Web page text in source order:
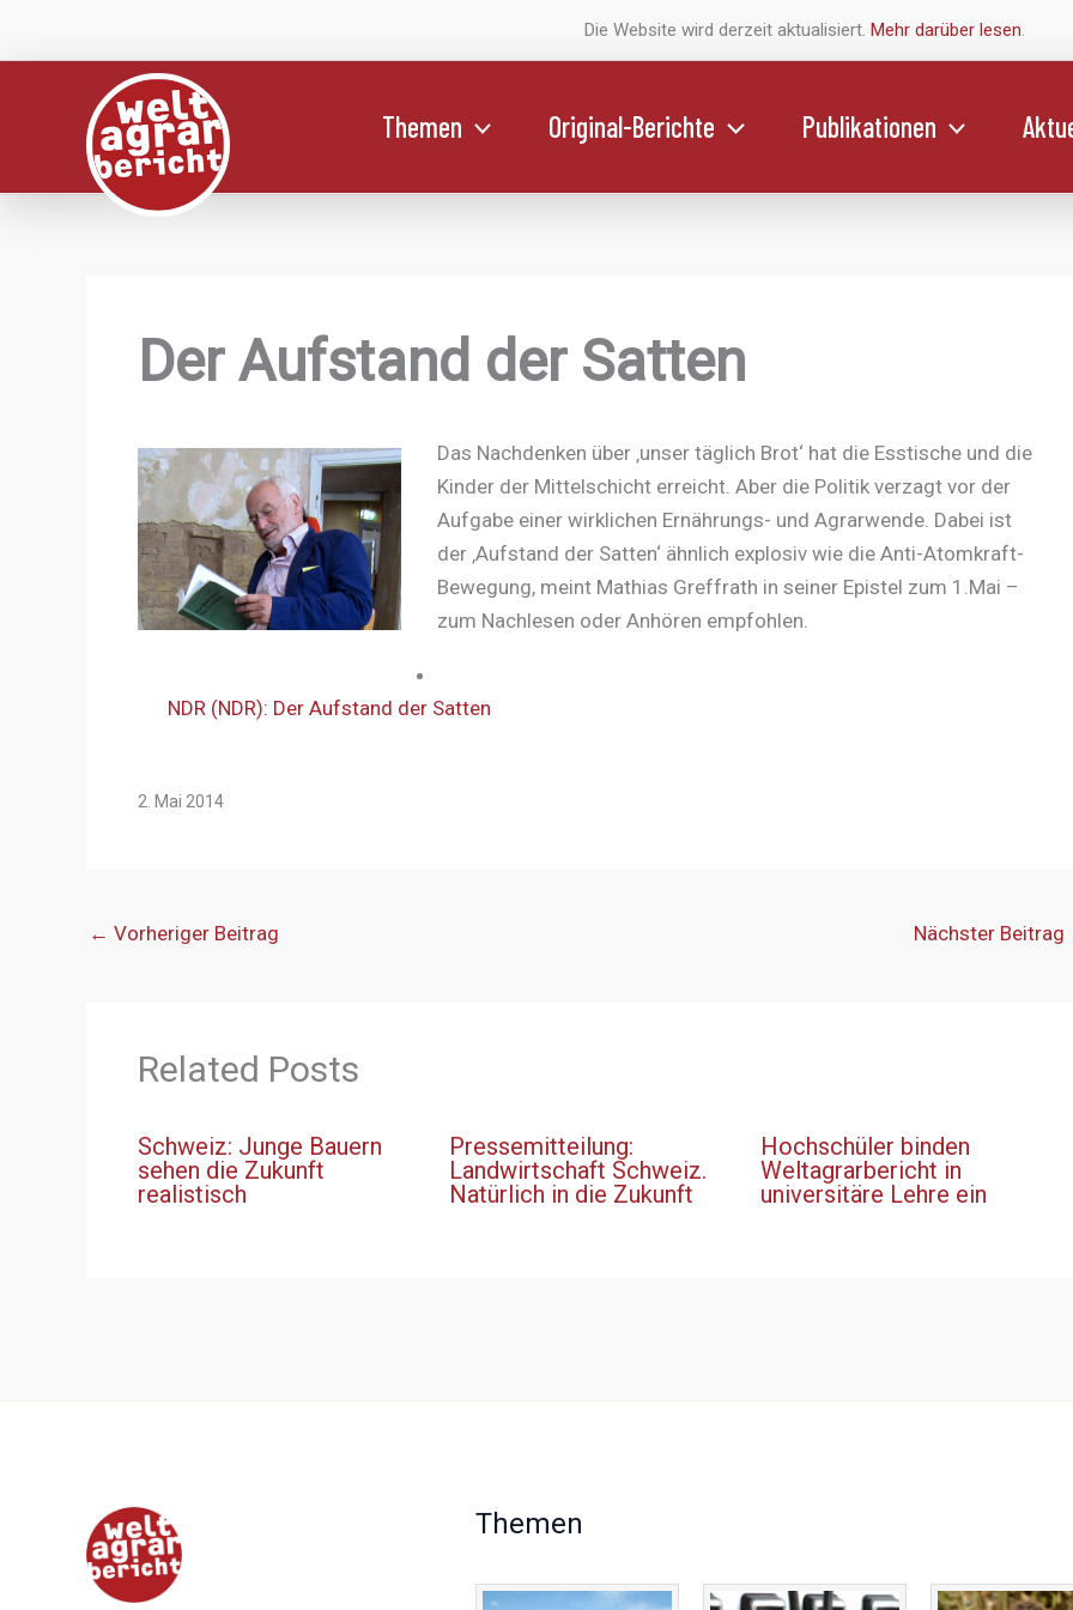
Die Website wird derzeit aktualisiert. Mehr darüber lesen.
Themen Original-Berichte Publikationen
Der Aufstand der Satten
Das Nachdenken über ‚unser täglich Brot‘ hat die Esstische und die
Kinder der Mittelschicht erreicht. Aber die Politik verzagt vor der
Aufgabe einer wirklichen Ernährungs- und Agrarwende. Dabei ist
der ‚Aufstand der Satten‘ ähnlich explosiv wie die Anti-Atomkraft-
Bewegung, meint Mathias Greffrath in seiner Epistel zum 1.Mai –
zum Nachlesen oder Anhören empfohlen.
NDR (NDR): Der Aufstand der Satten
2. Mai 2014
← Vorheriger Beitrag Nächster Beitrag
Related Posts
Schweiz: Junge Bauern
sehen die Zukunft
realistisch
Pressemitteilung:
Landwirtschaft Schweiz.
Natürlich in die Zukunft
Hochschüler binden
Weltagrarbericht in
universitäre Lehre ein
Themen